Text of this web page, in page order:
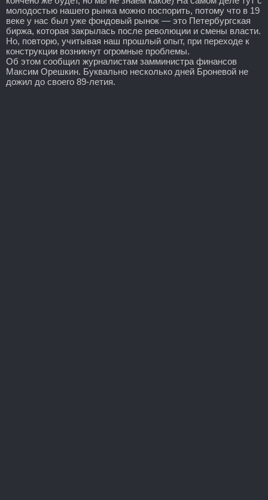
молодостью нашего рынка можно поспорить, потому что в 19
веке у нас был уже фондовый рынок — это Петербургская
биржа, которая закрылась после революции и смены власти.
Но, повторю, учитывая наш прошлый опыт, при переходе к
конструкции возникнут огромные проблемы.
Об этом сообщил журналистам замминистра финансов
Максим Орешкин. Буквально несколько дней Броневой не
дожил до своего 89-летия.